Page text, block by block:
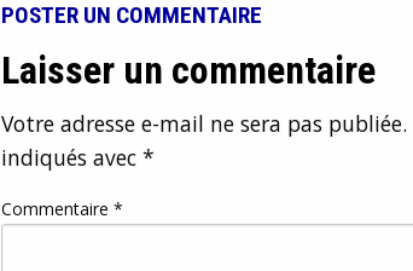
POSTER UN COMMENTAIRE
Laisser un commentaire
Votre adresse e-mail ne sera pas publiée.
indiqués avec *
Commentaire *